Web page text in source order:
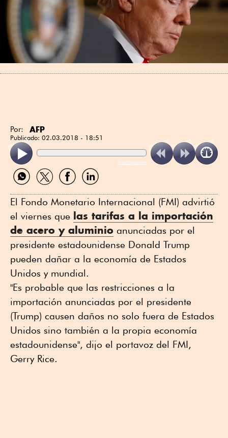
Por: AFP
Publicado: 02.03.2018 - 18:51
ReadSpeaker
Compartir
por
Compartir
por
Compartir
por
Compartir
por
El Fondo Monetario Internacional (FMI) advirtió
el viernes que las tarifas a la importación
de acero y aluminio anunciadas por el
presidente estadounidense Donald Trump
pueden dañar a la economía de Estados
Unidos y mundial.
"Es probable que las restricciones a la
importación anunciadas por el presidente
(Trump) causen daños no solo fuera de Estados
Unidos sino también a la propia economía
estadounidense", dijo el portavoz del FMI,
Gerry Rice.